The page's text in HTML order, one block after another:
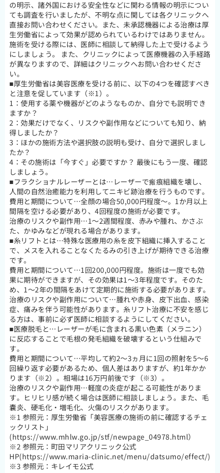
の明示、諸外国における安全性などに関わる情報の明示につい
ても調査を行いましたが、不明な点に関しては各クリニックへ
直接お問い合わせください。また、未承認機器による治療は厚
生労働省によって効果が認められているわけではありません。
施術を受ける際には、医師に相談して納得した上で受けるよう
にしましょう。 また、クリニックによって医療機器の入手経路
が異なりますので、詳細はクリニックへお問い合わせくださ
い。
■厚生労働省は美容医療を受ける前に、以下の4つを確認すべき
と注意を促しています（※1）。
1：使用する薬や機器がどのようなものか、自分でも説明でき
ますか？
2：効果だけでなく、リスクや副作用などについても知り、納
得しましたか？
3：ほかの施術方法や選択肢の説明も受け、自分で選択しまし
たか？
4：その施術は「今すぐ」必要ですか？ 最後にもう一度、確認
しましょう。
■フラクショナルレーザーとは…レーザーで瘢痕組織を壊し、
人間の自然治癒能力を利用してニキビ跡治療を行うものです。
費用と期間について…全顔の場合50,000円程度～。1か月以上
間隔を空ける必要があり、4回程度の施術が必要です。
治療のリスクや副作用…1～2週間程度、赤みや腫れ、かさぶ
た、かゆみなどが現れる場合があります。
■糸リフトとは…特殊な医療用の糸を皮下組織に挿入すること
で、メスを入れることなくたるみの引き上げが期待できる治療
です。
費用と期間について…1回200,000円程度。施術は一度でも効
果に期待ができますが、その効果は1～3年程度です。そのた
め、1～2年の間隔をあけて定期的に施術する必要があります。
治療のリスクや副作用について…腫れや赤身、皮下出血、感染
症、痛みを伴う可能性があります。糸リフト治療に不安を感じ
る方は、事前に必ず医師に相談するようにしてください。
■医療脱毛と…レーザーが毛に含まれる黒い色素（メラニン）
に反応することで毛根の発毛組織を破壊するという仕組みで
す。
費用と期間について…平均して約2～3ヵ月に1回の照射を5～6
回繰り返す必要があるため、個人差はありますが、約1年かか
ります（※2）。相場は16万円前後です（※3）。
治療のリスクや副作用…軽度の炎症が起こる可能性がありま
す。ヒリヒリ感が続く場合は医師に相談しましょう。また、毛
嚢炎、硬毛化・増毛化、火傷のリスクがあります。
※1 参照元：厚生労働省「美容医療の施術の前に確認するチェ
ックリスト」
(https://www.mhlw.go.jp/stf/newpage_04978.html）
※2 参照元：町田マリアクリニック公式
HP(https://www.maria-clinic.net/menu/datsumo/effect/)
※3 参照元：キレイモ公式